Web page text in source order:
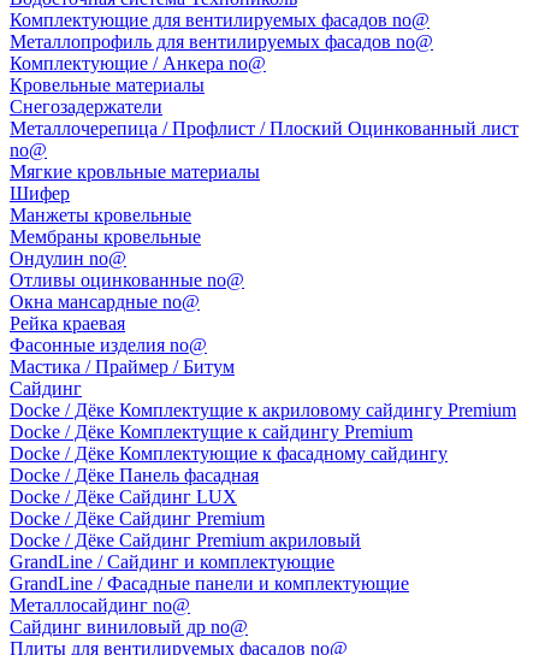
Комплектующие для вентилируемых фасадов no@
Металлопрофиль для вентилируемых фасадов no@
Комплектующие / Анкера no@
Кровельные материалы
Снегозадержатели
Металлочерепица / Профлист / Плоский Оцинкованный лист
no@
Мягкие кровльные материалы
Шифер
Манжеты кровельные
Мембраны кровельные
Ондулин no@
Отливы оцинкованные no@
Окна мансардные no@
Рейка краевая
Фасонные изделия no@
Мастика / Праймер / Битум
Сайдинг
Docke / Дёке Комплектущие к акриловому сайдингу Premium
Docke / Дёке Комплектущие к сайдингу Premium
Docke / Дёке Комплектующие к фасадному сайдингу
Docke / Дёке Панель фасадная
Docke / Дёке Сайдинг LUX
Docke / Дёке Сайдинг Premium
Docke / Дёке Сайдинг Premium акриловый
GrandLine / Сайдинг и комплектующие
GrandLine / Фасадные панели и комплектующие
Металлосайдинг no@
Сайдинг виниловый др no@
Плиты для вентилируемых фасадов no@